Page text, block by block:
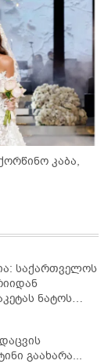
საქართველოს
ნატოს
გაახარა...